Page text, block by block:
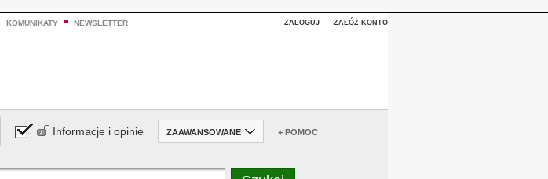
KOMUNIKATY NEWSLETTER ZALOGUJ ZAŁÓŻ KONTO
Informacje i opinie ZAAWANSOWANE + POMOC